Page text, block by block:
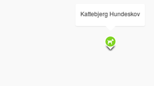
Kattebjerg Hundeskov